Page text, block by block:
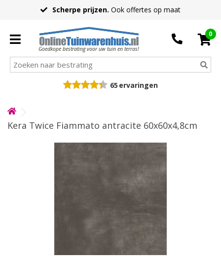
Scherpe prijzen. Ook offertes op maat
Goedkope bestrating voor uw tuin en terras!
0
65 ervaringen
Kera Twice Fiammato antracite 60x60x4,8cm